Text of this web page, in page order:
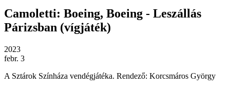
Camoletti: Boeing, Boeing - Leszállás
Párizsban (vígjáték)
2023
febr. 3
A Sztárok Színháza vendégjátéka. Rendező: Korcsmáros György